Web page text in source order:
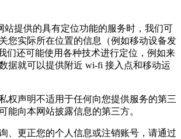
提供的具有定位功能的服务时，我们可
您实际所在位置的信息（例如移动设备发
们还可能使用各种技术进行定位，例如来
据就可以提供附近 wi-fi 接入点和移动运
声明不适用于任何向您提供服务的第三
能向本网站披露信息的第三方。
更正您的个人信息或注销账号，请通过